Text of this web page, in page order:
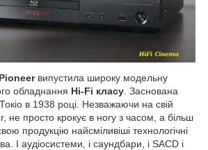
Pioneer випустила широку модельну
обладнання Hi-Fi класу . Заснована
в 1938 році. Незважаючи на свій
не просто крокує в ногу з часом, а більш
продукцію найсміливіші технологічні
І аудіосистеми, і саундбари, і SACD і